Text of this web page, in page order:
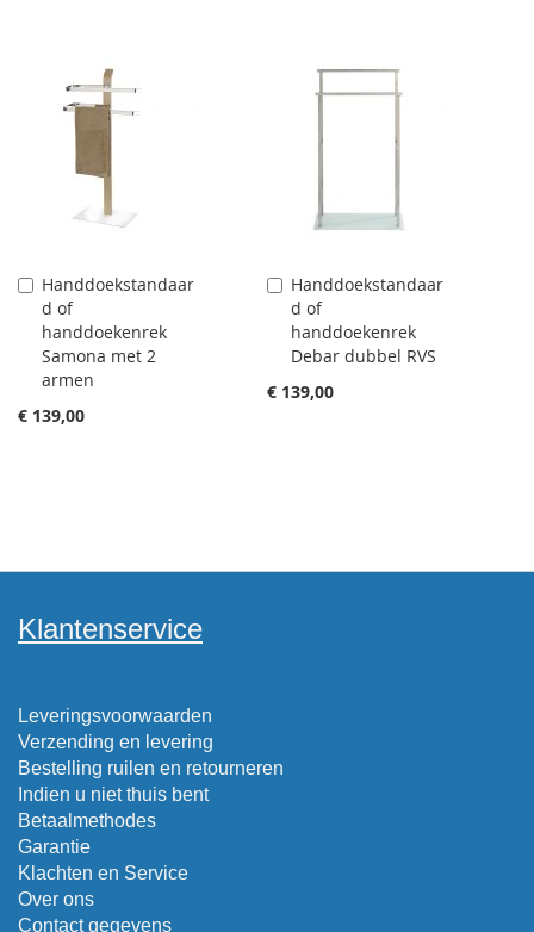
Handdoekstandaar
d of
handdoekenrek
Samona met 2
armen
€ 139,00
Aan
winkelwagen
toevoegen
Handdoekstandaar
d of
handdoekenrek
Debar dubbel RVS
€ 139,00
Aan
winkelwagen
toevoegen
Klantenservice
Leveringsvoorwaarden
Verzending en levering
Bestelling ruilen en retourneren
Indien u niet thuis bent
Betaalmethodes
Garantie
Klachten en Service
Over ons
Contact gegevens